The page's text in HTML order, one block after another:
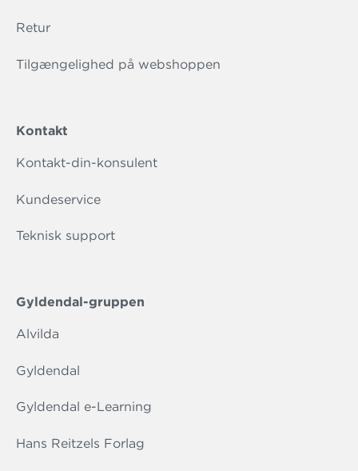
Retur
Tilgængelighed på webshoppen
Kontakt
Kontakt-din-konsulent
Kundeservice
Teknisk support
Gyldendal-gruppen
Alvilda
Gyldendal
Gyldendal e-Learning
Hans Reitzels Forlag